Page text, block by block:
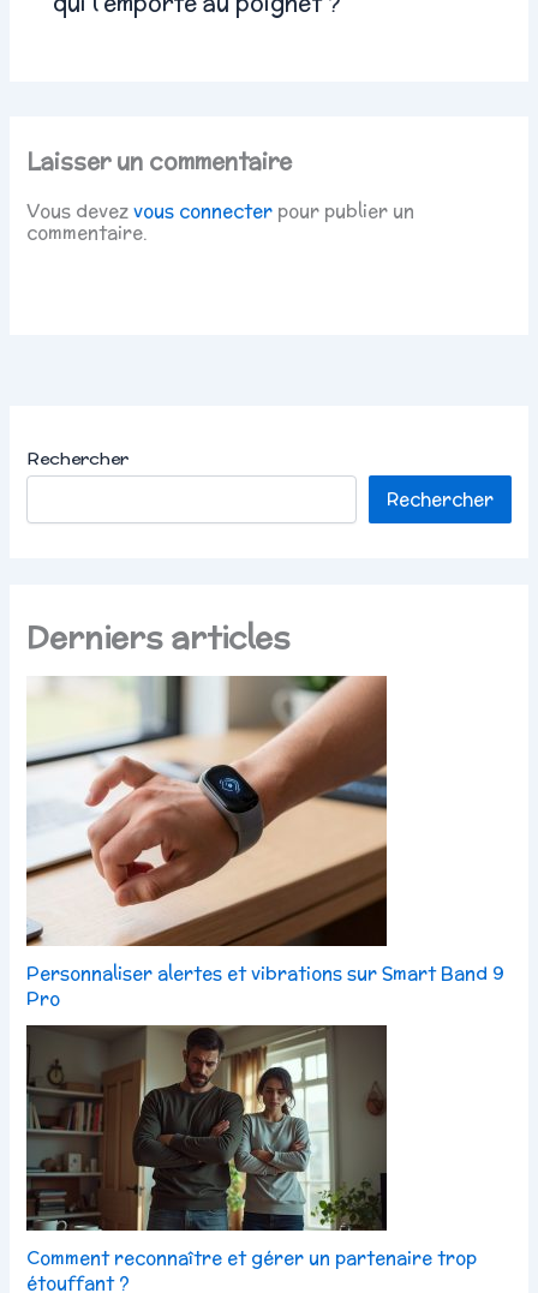
Laisser un commentaire
Vous devezvous connecter pour publier un
commentaire.
Rechercher
Rechercher
Derniers articles
Personnaliser alertes et vibrations sur Smart Band 9
Pro
Comment reconnaître et gérer un partenaire trop
étouffant ?